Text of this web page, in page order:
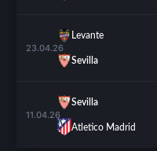
23.04.26
Levante
Sevilla
11.04.26
Sevilla
Atletico Madrid